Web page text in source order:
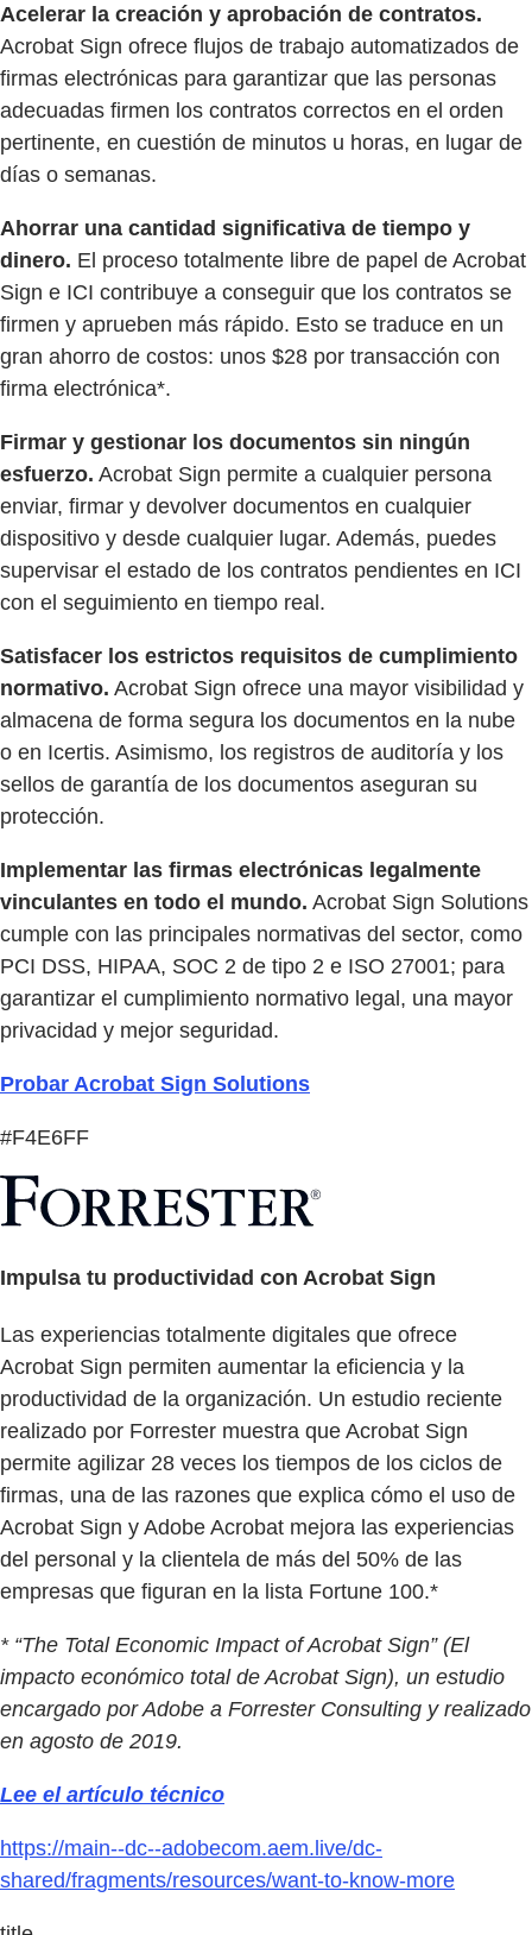
Acelerar la creación y aprobación de contratos.
Acrobat Sign ofrece flujos de trabajo automatizados de
firmas electrónicas para garantizar que las personas
adecuadas firmen los contratos correctos en el orden
pertinente, en cuestión de minutos u horas, en lugar de
días o semanas.
Ahorrar una cantidad significativa de tiempo y
dinero. El proceso totalmente libre de papel de Acrobat
Sign e ICI contribuye a conseguir que los contratos se
firmen y aprueben más rápido. Esto se traduce en un
gran ahorro de costos: unos $28 por transacción con
firma electrónica*.
Firmar y gestionar los documentos sin ningún
esfuerzo. Acrobat Sign permite a cualquier persona
enviar, firmar y devolver documentos en cualquier
dispositivo y desde cualquier lugar. Además, puedes
supervisar el estado de los contratos pendientes en ICI
con el seguimiento en tiempo real.
Satisfacer los estrictos requisitos de cumplimiento
normativo. Acrobat Sign ofrece una mayor visibilidad y
almacena de forma segura los documentos en la nube
o en Icertis. Asimismo, los registros de auditoría y los
sellos de garantía de los documentos aseguran su
protección.
Implementar las firmas electrónicas legalmente
vinculantes en todo el mundo. Acrobat Sign Solutions
cumple con las principales normativas del sector, como
PCI DSS, HIPAA, SOC 2 de tipo 2 e ISO 27001; para
garantizar el cumplimiento normativo legal, una mayor
privacidad y mejor seguridad.
Probar Acrobat Sign Solutions
#F4E6FF
Impulsa tu productividad con Acrobat Sign
Las experiencias totalmente digitales que ofrece
Acrobat Sign permiten aumentar la eficiencia y la
productividad de la organización. Un estudio reciente
realizado por Forrester muestra que Acrobat Sign
permite agilizar 28 veces los tiempos de los ciclos de
firmas, una de las razones que explica cómo el uso de
Acrobat Sign y Adobe Acrobat mejora las experiencias
del personal y la clientela de más del 50% de las
empresas que figuran en la lista Fortune 100.*
* “The Total Economic Impact of Acrobat Sign” (El
impacto económico total de Acrobat Sign), un estudio
encargado por Adobe a Forrester Consulting y realizado
en agosto de 2019.
Lee el artículo técnico
https://main--dc--adobecom.aem.live/dc-
shared/fragments/resources/want-to-know-more